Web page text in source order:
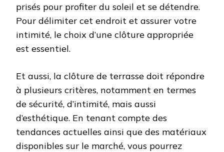
prisés pour profiter du soleil et se détendre.
Pour délimiter cet endroit et assurer votre
intimité, le choix d’une clôture appropriée
est essentiel.
Et aussi, la clôture de terrasse doit répondre
à plusieurs critères, notamment en termes
de sécurité, d’intimité, mais aussi
d’esthétique. En tenant compte des
tendances actuelles ainsi que des matériaux
disponibles sur le marché, vous pourrez